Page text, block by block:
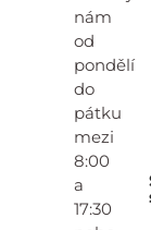
nám
od
pondělí
do
pátku
mezi
8:00
a
17:30